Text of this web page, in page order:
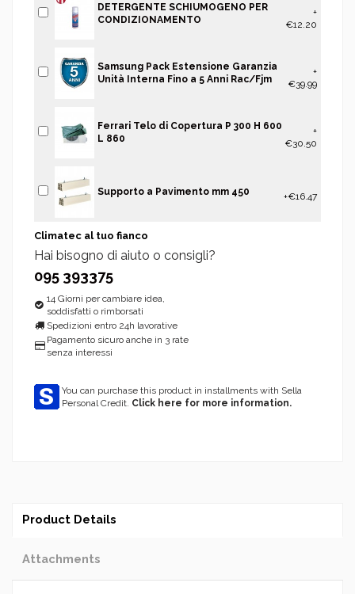
DETERGENTE SCHIUMOGENO PER
CONDIZIONAMENTO
+
€12.20
Samsung Pack Estensione Garanzia
Unità Interna Fino a 5 Anni Rac/Fjm
+
€39.99
Ferrari Telo di Copertura P 300 H 600
L 860
+
€30.50
Supporto a Pavimento mm 450 +€16.47
Climatec al tuo fianco
Hai bisogno di aiuto o consigli?
095 393375
14 Giorni per cambiare idea,
soddisfatti o rimborsati
Spedizioni entro 24h lavorative
Pagamento sicuro anche in 3 rate
senza interessi
You can purchase this product in installments with Sella
Personal Credit. Click here for more information.
Product Details
Attachments